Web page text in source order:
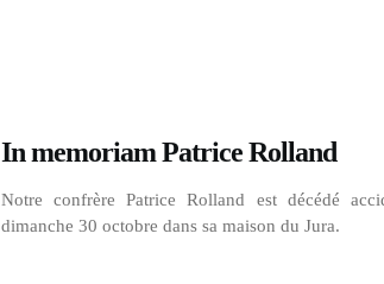
In memoriam Patrice Rolland
Notre confrère Patrice Rolland est décédé
dimanche 30 octobre dans sa maison du Jura.